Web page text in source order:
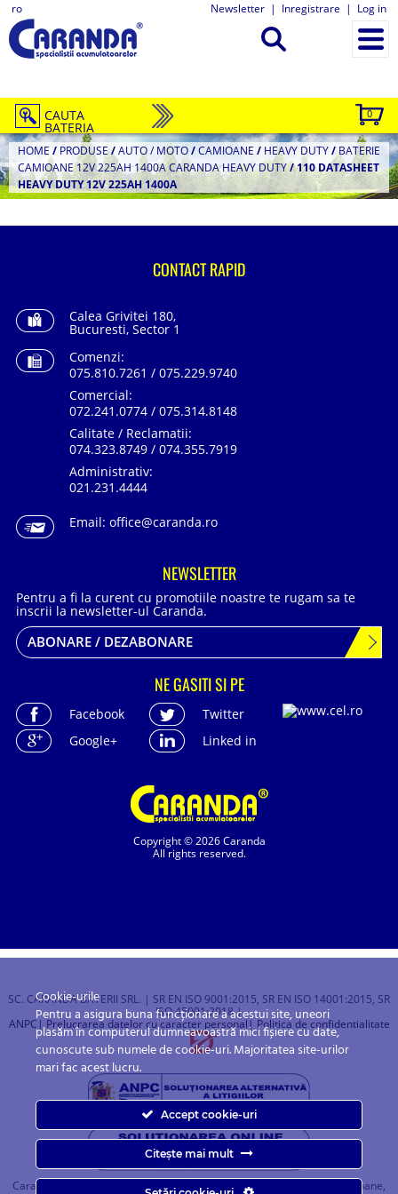
ro Newsletter | Inregistrare | Log in
0
CAUTA
BATERIA
HOME / PRODUSE/AUTO / MOTO/CAMIOANE / HEAVY DUTY/BATERIE
CAMIOANE 12V 225AH 1400A CARANDA HEAVY DUTY/110 DATASHEET
HEAVY DUTY 12V 225AH 1400A
Copyright © 2026 Caranda
All rights reserved.
CONTACT RAPID
Calea Grivitei 180,
Bucuresti, Sector 1
Comenzi:
075.810.7261 / 075.229.9740
Comercial:
072.241.0774 / 075.314.8148
Calitate / Reclamatii:
074.323.8749 / 074.355.7919
Administrativ:
021.231.4444
Email: office@caranda.ro
NEWSLETTER
Pentru a fi la curent cu promotiile noastre te rugam sa te
inscrii la newsletter-ul Caranda.
ABONARE / DEZABONARE
NE GASITI SI PE
Facebook
Twitter
Google+
Linked in
SC. CARANDA BATERII SRL. | SR EN ISO 9001:2015, SR EN ISO 14001:2015, SR
ISO 45001:2018 |
ANPC | Prelucrarea datelor cu caracter personal| Politica de confidentialitate
Caranda.ro este un magazin online cu baterii pentru automobile, camioane,
Cookie-urile
Pentru a asigura buna funcționare a acestui site, uneori
plasăm în computerul dumneavoastră mici fișiere cu date,
cunoscute sub numele de cookie-uri. Majoritatea site-urilor
mari fac acest lucru.
Accept cookie-uri
Citește mai mult